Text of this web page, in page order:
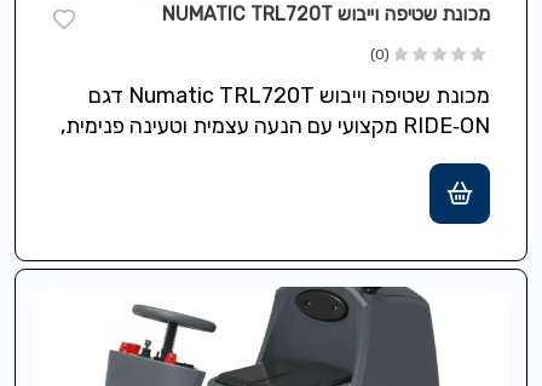
מכונת שטיפה וייבוש NUMATIC TRL720T
(0)
מכונת שטיפה וייבוש Numatic TRL720T דגם
RIDE‑ON מקצועי עם הנעה עצמית וטעינה פנימית,
Nu‑Track…